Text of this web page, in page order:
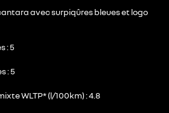
avec surpiqûres bleues et logo
5
5
WLTP* (l/100km) 4.8